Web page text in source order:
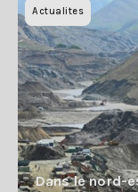
Actualites
Dans le nord-